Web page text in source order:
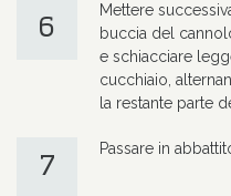
6
Mettere
buccia del
e schiacciare
cucchiaio,
la restante parte
7
Passare in